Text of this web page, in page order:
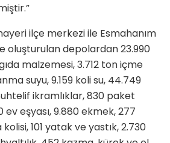
ilçe merkezi ile Esmahanım
oluşturulan depolardan 23.990
malzemesi, 3.712 ton içme
suyu, 9.159 koli su, 44.749
ikramlıklar, 830 paket
eşyası, 9.880 ekmek, 277
101 yatak ve yastık, 2.730